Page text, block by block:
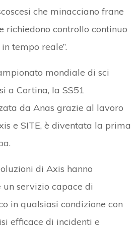
che minacciano frane
richiedono controllo continuo
tempo reale”.
mondiale di sci
a Cortina, la SS51
da Anas grazie al lavoro
e SITE, è diventata la prima
di Axis hanno
servizio capace di
in qualsiasi condizione con
efficace di incidenti e